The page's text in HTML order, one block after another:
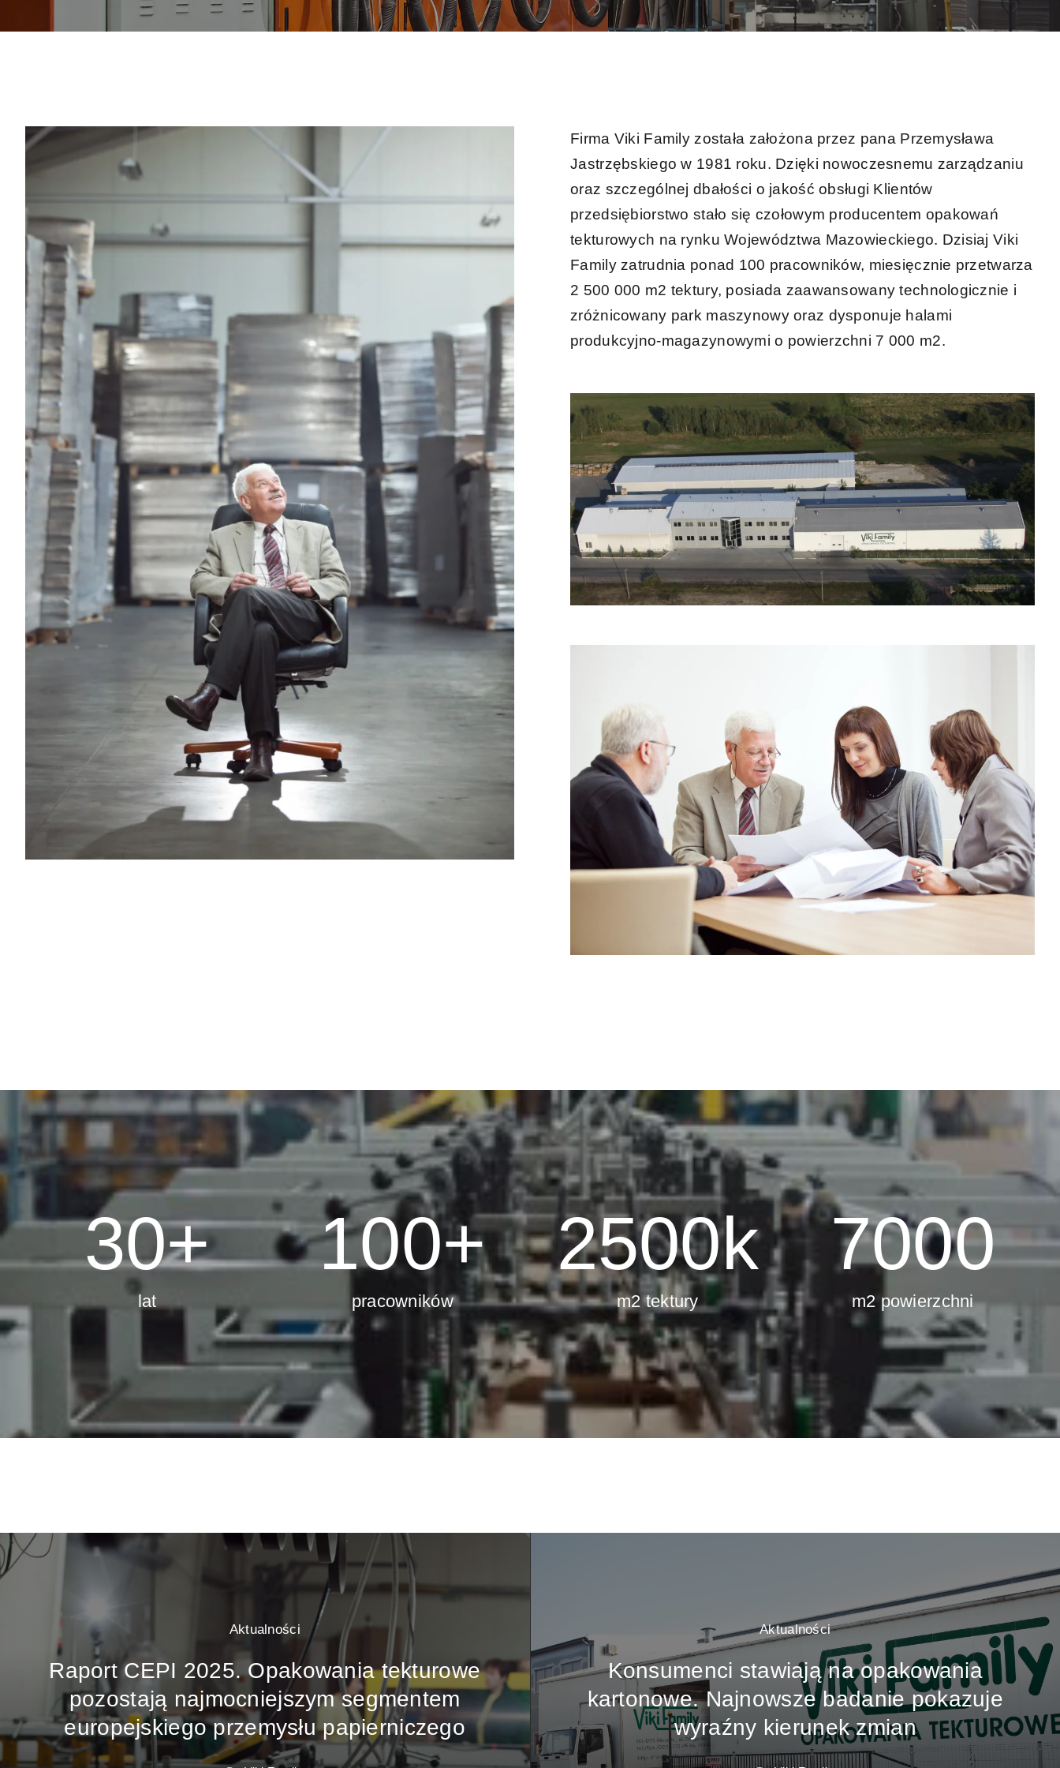
Dotacje UE
Firma Viki Family została założona przez pana Przemysława
Jastrzębskiego w 1981 roku. Dzięki nowoczesnemu zarządzaniu
oraz szczególnej dbałości o jakość obsługi Klientów
przedsiębiorstwo stało się czołowym producentem opakowań
tekturowych na rynku Województwa Mazowieckiego. Dzisiaj Viki
Family zatrudnia ponad 100 pracowników, miesięcznie przetwarza
2 500 000 m2 tektury, posiada zaawansowany technologicznie i
zróżnicowany park maszynowy oraz dysponuje halami
produkcyjno-magazynowymi o powierzchni 7 000 m2.
30+
lat
100+
pracowników
2500k
m2 tektury
7000
m2 powierzchni
Aktualności
Raport CEPI 2025. Opakowania tekturowe
pozostają najmocniejszym segmentem
europejskiego przemysłu papierniczego
Aktualności
Konsumenci stawiają na opakowania
kartonowe. Najnowsze badanie pokazuje
wyraźny kierunek zmian